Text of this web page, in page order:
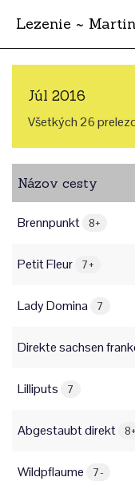
Lezenie ~
Najhodnotnejšie
Krajina
Štýl
Archív
Júl 2016
Všetkých 26
Názov cesty
Brennpunkt 8+
Petit Fleur 7+
Lady Domina 7
Direkte sachsen
Lilliputs 7
Abgestaubt direkt 8+
Wildpflaume 7-